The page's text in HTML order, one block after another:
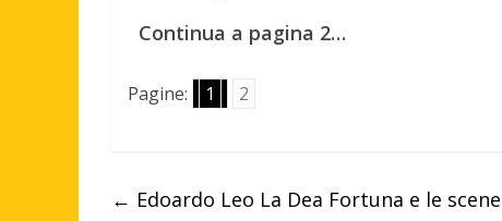
Continua a pagina 2…
Pagine: 1 2
← Edoardo Leo La Dea Fortuna e le